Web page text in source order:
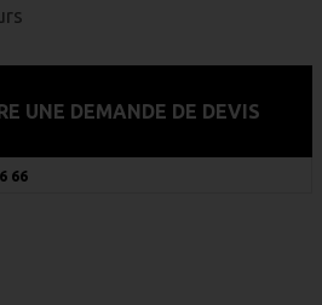
UNE DEMANDE DE DEVIS
66